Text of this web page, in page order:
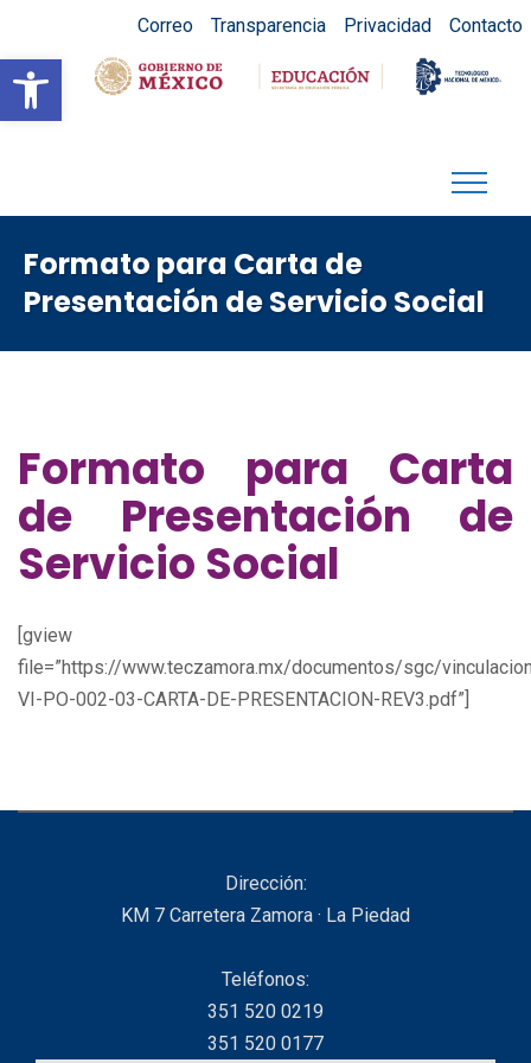
Abrir barra de herramientas
Correo Transparencia Privacidad Contacto
Formato para Carta de
Presentación de Servicio Social
Formato para Carta
de Presentación de
Servicio Social
[gview
file=”https://www.teczamora.mx/documentos/sgc/
VI-PO-002-03-CARTA-DE-PRESENTACION-REV3.pdf”]
Dirección:
KM 7 Carretera Zamora · La Piedad
Teléfonos:
351 520 0219
351 520 0177